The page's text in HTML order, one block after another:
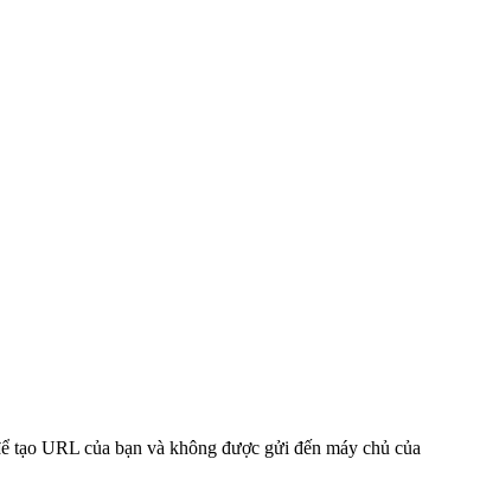
tạo URL của bạn và không được gửi đến máy chủ của